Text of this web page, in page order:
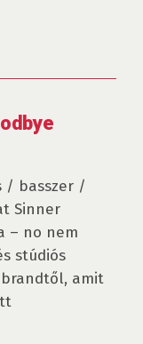
/ basszer /
Sinner
– no nem
stúdiós
amit